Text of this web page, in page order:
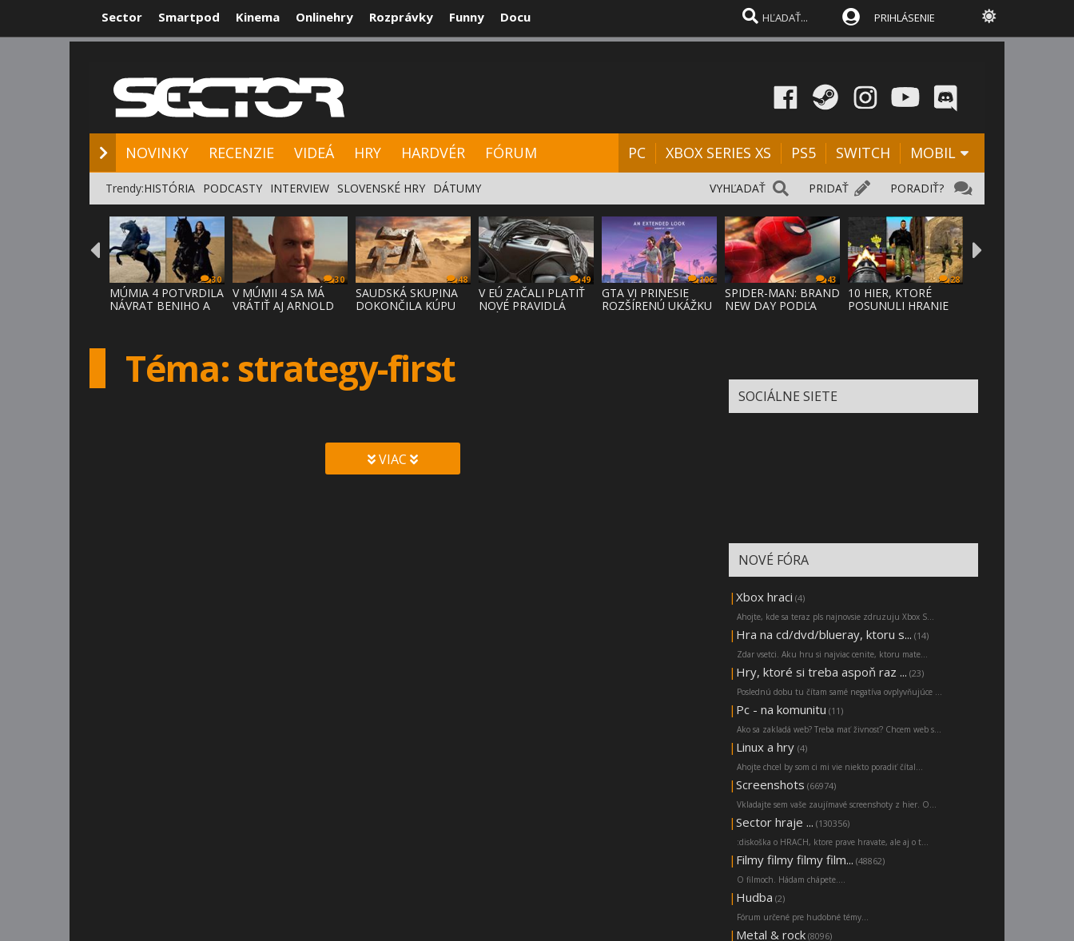
Sector Smartpod Kinema Onlinehry Rozprávky Funny Docu PRIHLÁSENIE
NOVINKY RECENZIE VIDEÁ HRY HARDVÉR FÓRUM PC XBOX SERIES XS PS5 SWITCH MOBIL
PORADIŤ?
PRIDAŤ
VYHĽADAŤ
Trendy:HISTÓRIA PODCASTY INTERVIEW SLOVENSKÉ HRY DÁTUMY
30
MÚMIA 4 POTVRDILA
NÁVRAT BENIHO A
30
V MÚMII 4 SA MÁ
VRÁTIŤ AJ ARNOLD
48
SAUDSKÁ SKUPINA
DOKONČILA KÚPU
49
V EÚ ZAČALI PLATIŤ
NOVÉ PRAVIDLÁ
106
GTA VI PRINESIE
ROZŠÍRENÚ UKÁŽKU
43
SPIDER-MAN: BRAND
NEW DAY PODĽA
28
10 HIER, KTORÉ
POSUNULI HRANIE
Téma: strategy-first
VIAC
SOCIÁLNE SIETE
NOVÉ FÓRA
| Xbox hraci (4)
Ahojte, kde sa teraz pls najnovsie zdruzuju Xbox S...
| Hra na cd/dvd/blueray, ktoru s... (14)
Zdar vsetci. Aku hru si najviac cenite, ktoru mate...
| Hry, ktoré si treba aspoň raz ... (23)
Poslednú dobu tu čítam samé negatíva ovplyvňujúce ...
| Pc - na komunitu (11)
Ako sa zakladá web? Treba mať živnosť? Chcem web s...
| Linux a hry (4)
Ahojte chcel by som ci mi vie niekto poradiť čítal...
| Screenshots (66974)
Vkladajte sem vaše zaujímavé screenshoty z hier. O...
| Sector hraje ... (130356)
:diskoška o HRACH, ktore prave hravate, ale aj o t...
| Filmy filmy filmy film... (48862)
O filmoch. Hádam chápete....
| Hudba (2)
Fórum určené pre hudobné témy...
| Metal & rock (8096)